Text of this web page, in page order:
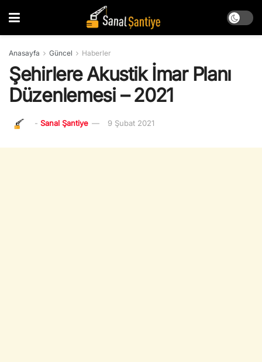
Anasayfa Güncel Haberler
Şehirlere Akustik İmar Planı
Düzenlemesi – 2021
- Sanal Şantiye 9 Şubat 2021